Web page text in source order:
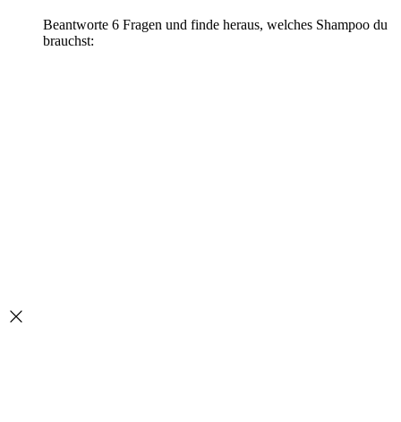
Beantworte 6 Fragen und finde heraus, welches Shampoo du
brauchst: